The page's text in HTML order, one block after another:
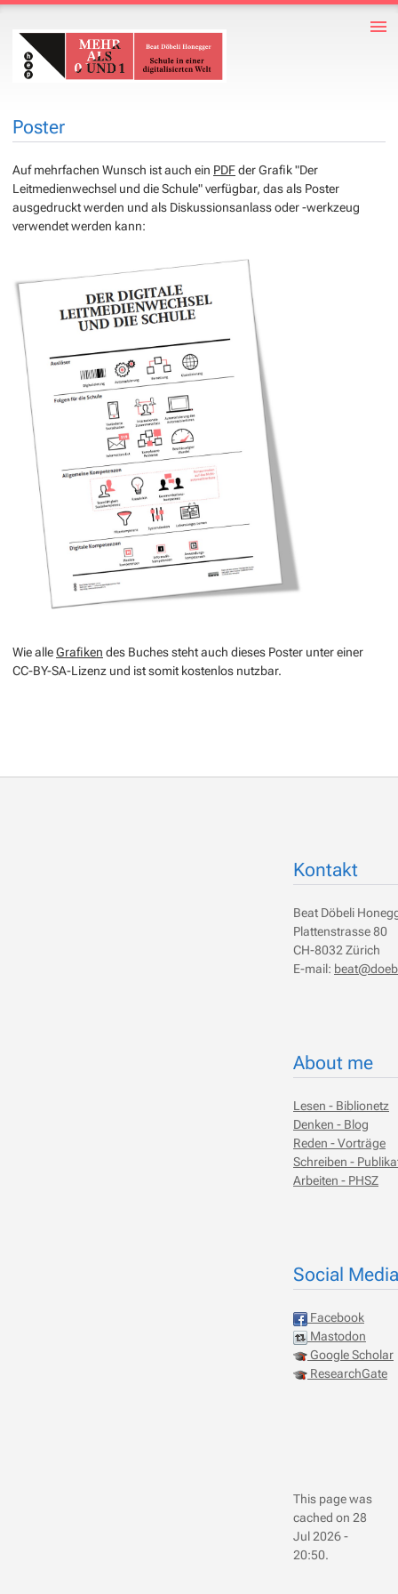
Poster
Auf mehrfachen Wunsch ist auch ein PDFder Grafik "Der
Leitmedienwechsel und die Schule" verfügbar, das als Poster
ausgedruckt werden und als Diskussionsanlass oder -werkzeug
verwendet werden kann:
Wie alleGrafiken des Buches steht auch dieses Poster unter einer
CC-BY-SA-Lizenz und ist somit kostenlos nutzbar.
Kontakt
Beat Döbeli
Plattenstrasse 80
CH-8032 Zürich
E-mail:
About me
Lesen - Biblionetz
Denken - Blog
Reden - Vorträge
Schreiben -
Arbeiten - PHSZ
Social Media
Facebook
Mastodon
Google Scholar
ResearchGate
This page was
cached on 28
Jul 2026 -
20:50.